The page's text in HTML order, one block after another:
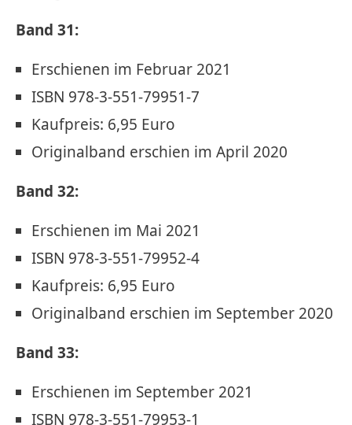
Band 31:
Erschienen im Februar 2021
ISBN 978-3-551-79951-7
Kaufpreis: 6,95 Euro
Originalband erschien im April 2020
Band 32:
Erschienen im Mai 2021
ISBN 978-3-551-79952-4
Kaufpreis: 6,95 Euro
Originalband erschien im September 2020
Band 33:
Erschienen im September 2021
ISBN 978-3-551-79953-1